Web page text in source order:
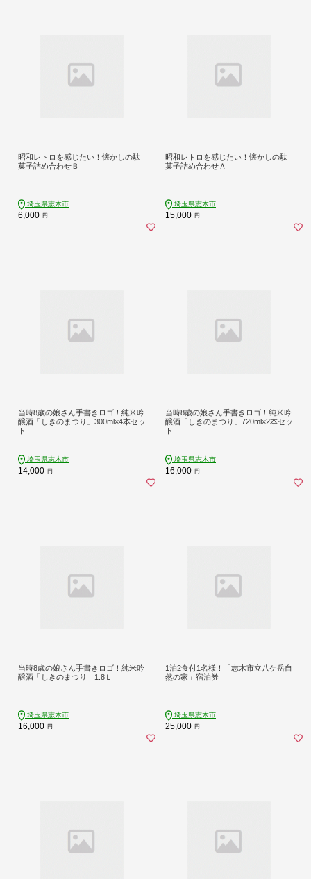
昭和レトロを感じたい！懐かしの駄
菓子詰め合わせＢ
埼玉県志木市
6,000 円
昭和レトロを感じたい！懐かしの駄
菓子詰め合わせＡ
埼玉県志木市
15,000 円
当時8歳の娘さん手書きロゴ！純米吟
醸酒「しきのまつり」300ml×4本セッ
ト
埼玉県志木市
14,000 円
当時8歳の娘さん手書きロゴ！純米吟
醸酒「しきのまつり」720ml×2本セッ
ト
埼玉県志木市
16,000 円
当時8歳の娘さん手書きロゴ！純米吟
醸酒「しきのまつり」1.8Ｌ
埼玉県志木市
16,000 円
1泊2食付1名様！「志木市立八ケ岳自
然の家」宿泊券
埼玉県志木市
25,000 円